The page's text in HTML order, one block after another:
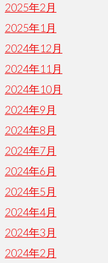
2025年2月
2025年1月
2024年12月
2024年11月
2024年10月
2024年9月
2024年8月
2024年7月
2024年6月
2024年5月
2024年4月
2024年3月
2024年2月